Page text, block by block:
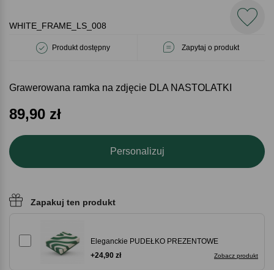
WHITE_FRAME_LS_008
Produkt dostępny Zapytaj o produkt
Grawerowana ramka na zdjęcie DLA NASTOLATKI
89,90 zł
Personalizuj
Zapakuj ten produkt
Eleganckie PUDEŁKO PREZENTOWE
Zobacz produkt
+24,90 zł